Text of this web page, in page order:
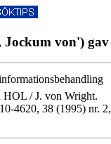
von')
HOL / J. von Wright.
4620, 38 (1995) nr.